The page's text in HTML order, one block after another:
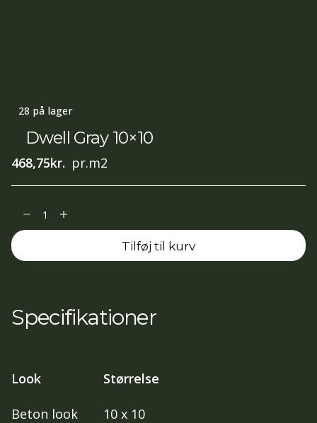
28 på lager
Dwell Gray 10×10
468,75kr. pr.m2
Gray
10x10
Tilføj til kurv
Specifikationer
Look Størrelse
Beton look 10 x 10